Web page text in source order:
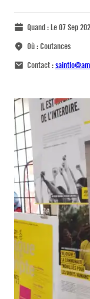
Quand :Le 07 Sep
Où :Coutances
Contact :